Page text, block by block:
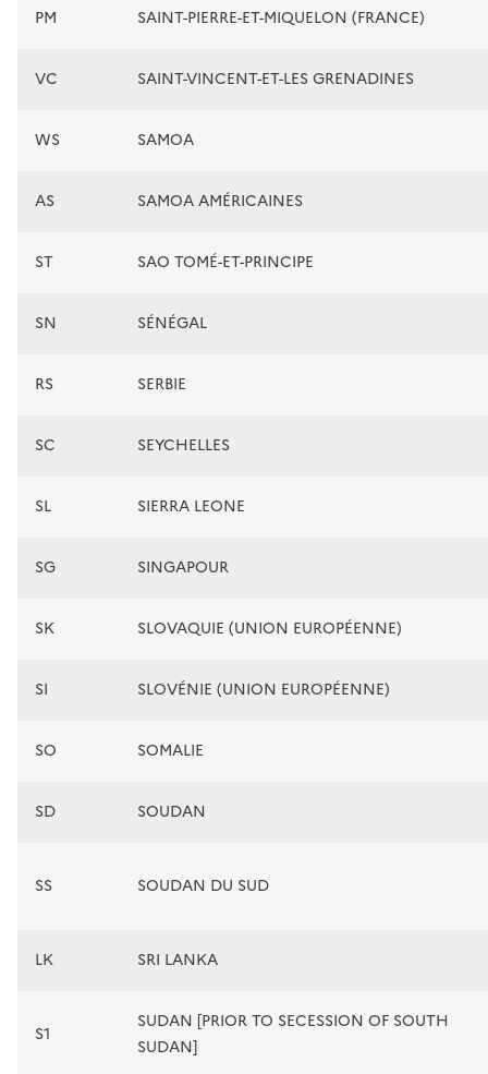
PM SAINT-PIERRE-ET-MIQUELON (FRANCE)
VC SAINT-VINCENT-ET-LES GRENADINES
WS SAMOA
AS SAMOA AMÉRICAINES
ST SAO TOMÉ-ET-PRINCIPE
SN SÉNÉGAL
RS SERBIE
SC SEYCHELLES
SL SIERRA LEONE
SG SINGAPOUR
SK SLOVAQUIE (UNION EUROPÉENNE)
SI SLOVÉNIE (UNION EUROPÉENNE)
SO SOMALIE
SD SOUDAN
SS SOUDAN DU SUD
LK SRI LANKA
S1
SUDAN [PRIOR TO SECESSION OF SOUTH
SUDAN]